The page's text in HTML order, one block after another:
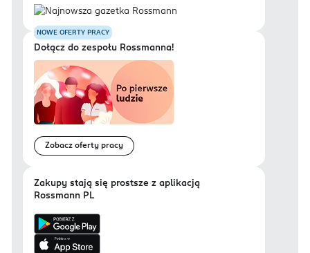
NOWE OFERTY PRACY
Dołącz do zespołu Rossmanna!
Zobacz oferty pracy
Zakupy stają się prostsze z aplikacją
Rossmann PL